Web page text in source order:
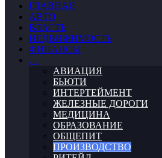
ГЛАВНАЯ
АВТО
ВЛАСТЬ
НЕДВИЖИМОСТЬ
ФИНАНСЫ
…
АВИАЦИЯ
БЬЮТИ
ИНТЕРТЕЙМЕНТ
ЖЕЛЕЗНЫЕ ДОРОГИ
МЕДИЦИНА
ОБРАЗОВАНИЕ
ОБЩЕПИТ
ПРОИЗВОДСТВО